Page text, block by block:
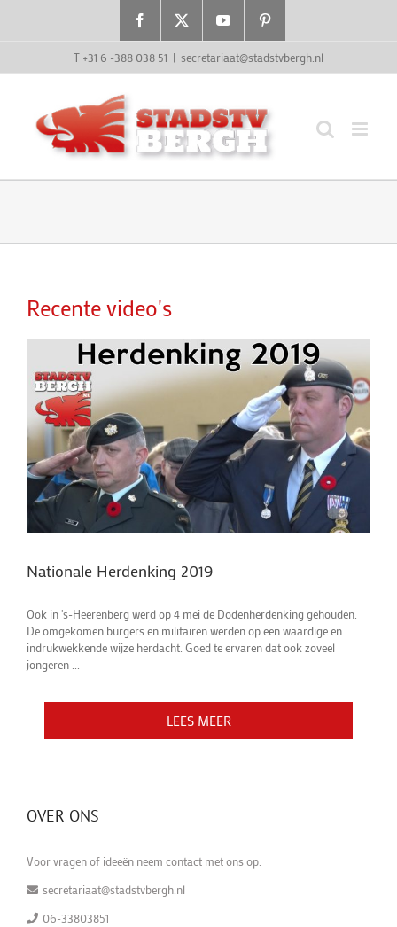
Facebook YouTube
T +31 6 -388 038 51 | secretariaat@stadstvbergh.nl
Recente video's
Nationale Herdenking 2019
Ook in 's-Heerenberg werd op 4 mei de Dodenherdenking gehouden.
De omgekomen burgers en militairen werden op een waardige en
indrukwekkende wijze herdacht. Goed te ervaren dat ook zoveel
jongeren ...
LEES MEER
OVER ONS
Voor vragen of ideeën neem contact met ons op.
secretariaat@stadstvbergh.nl
06-33803851